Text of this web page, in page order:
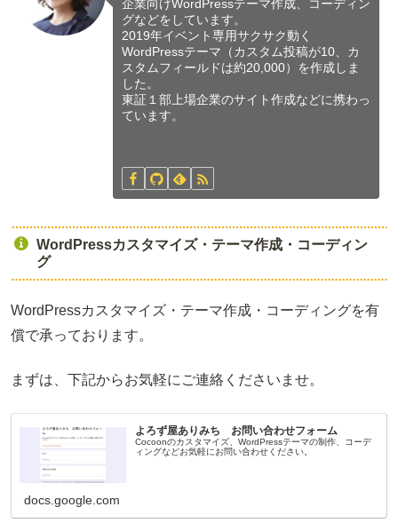
企業向けWordPressテーマ作成、コーディン
グなどをしています。
2019年イベント専用サクサク動く
WordPressテーマ（カスタム投稿が10、カ
スタムフィールドは約20,000）を作成しま
した。
東証１部上場企業のサイト作成などに携わっ
ています。
WordPressカスタマイズ・テーマ作成・コーディン
グ
WordPressカスタマイズ・テーマ作成・コーディングを有
償で承っております。
まずは、下記からお気軽にご連絡くださいませ。
よろず屋ありみち お問い合わせフォーム
Cocoonのカスタマイズ、WordPressテーマの制作、コーデ
ィングなどお気軽にお問い合わせください。
docs.google.com